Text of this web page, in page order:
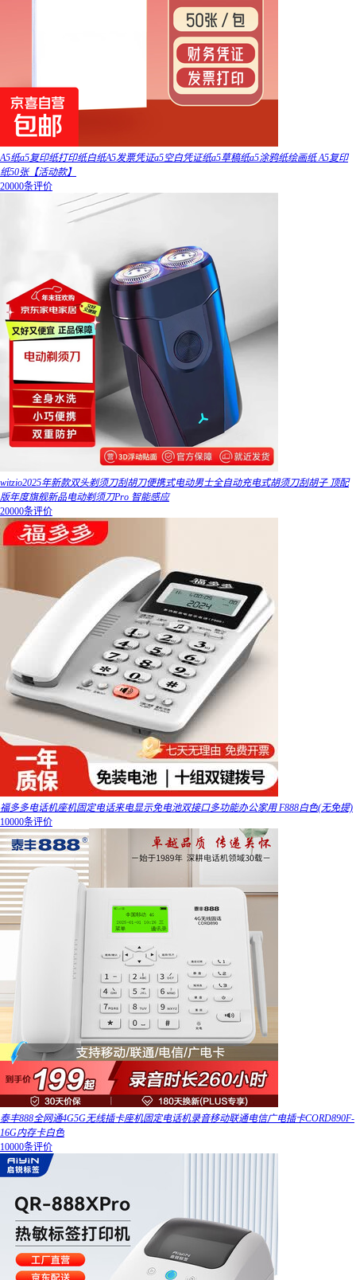
A5纸a5复印纸打印纸白纸A5发票凭证a5空白凭证纸a5草稿纸a5涂鸦纸绘画纸 A5复印
纸50张【活动款】
20000条评价
witzio2025年新款双头剃须刀刮胡刀便携式电动男士全自动充电式胡须刀刮胡子 顶配
版年度旗舰新品电动剃须刀Pro 智能感应
20000条评价
福多多电话机座机固定电话来电显示免电池双接口多功能办公家用 F888白色(无免提)
10000条评价
泰丰888全网通4G5G无线插卡座机固定电话机录音移动联通电信广电插卡CORD890F-
16G内存卡白色
10000条评价